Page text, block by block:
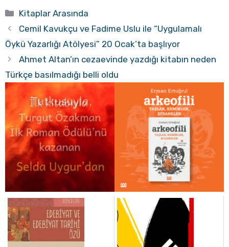
Kategoriler
Kitaplar Arasında
Cemil Kavukçu ve Fadime Uslu ile “Uygulamalı
Öykü Yazarlığı Atölyesi” 20 Ocak’ta başlıyor
Ahmet Altan’ın cezaevinde yazdığı kitabın neden
Türkçe basılmadığı belli oldu